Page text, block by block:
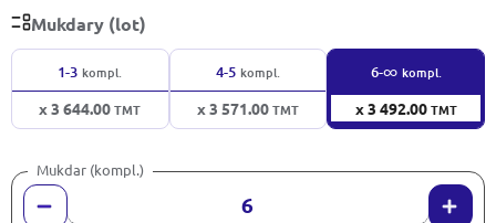
Mukdary (lot)
1-3 kompl.
x 3 644.00TMT
4-5 kompl.
x 3 571.00TMT
6-∞ kompl.
x 3 492.00TMT
Mukdar (kompl.)